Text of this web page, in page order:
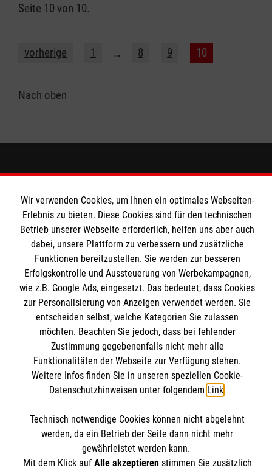
Seite 10 von 10.
vorherige 1 … 8 9 10
Nach oben
Kurse für Ärzte
Kurse für Rettungsdienstler
Internationale Kurskonzepte
Informationen
Kontakt
Impressum
Datenschutz
AGB
Malteser online
Malteserorden
Mediathek
Sharepoint
Der Malteser Hilfsdienst e.V. ist als eingetragene
Wir verwenden Cookies, um Ihnen ein optimales Webseiten-
Erlebnis zu bieten. Diese Cookies sind für den technischen
Betrieb unserer Webseite erforderlich, helfen uns aber auch
dabei, unsere Plattform zu verbessern und zusätzliche
Funktionen bereitzustellen. Sie werden zur besseren
Erfolgskontrolle und Aussteuerung von Werbekampagnen,
wie z.B. Google Ads, eingesetzt. Das bedeutet, dass Cookies
zur Personalisierung von Anzeigen verwendet werden. Sie
entscheiden selbst, welche Kategorien Sie zulassen
möchten. Beachten Sie jedoch, dass bei fehlender
Zustimmung gegebenenfalls nicht mehr alle
Funktionalitäten der Webseite zur Verfügung stehen.
Weitere Infos finden Sie in unseren speziellen Cookie-
Datenschutzhinweisen unter folgendem Link.
Technisch notwendige Cookies können nicht abgelehnt
werden, da ein Betrieb der Seite dann nicht mehr
gewährleistet werden kann.
Mit dem Klick auf Alle akzeptierenstimmen Sie zusätzlich